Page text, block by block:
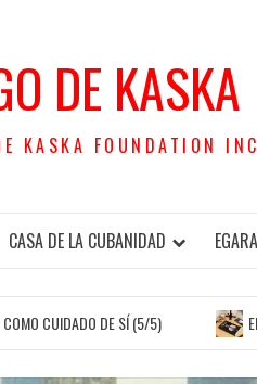
DE KASKA
KASKA FOUNDATION INC
CASA DE LA CUBANIDAD
DE SÍ (5/5) EDMUNDO